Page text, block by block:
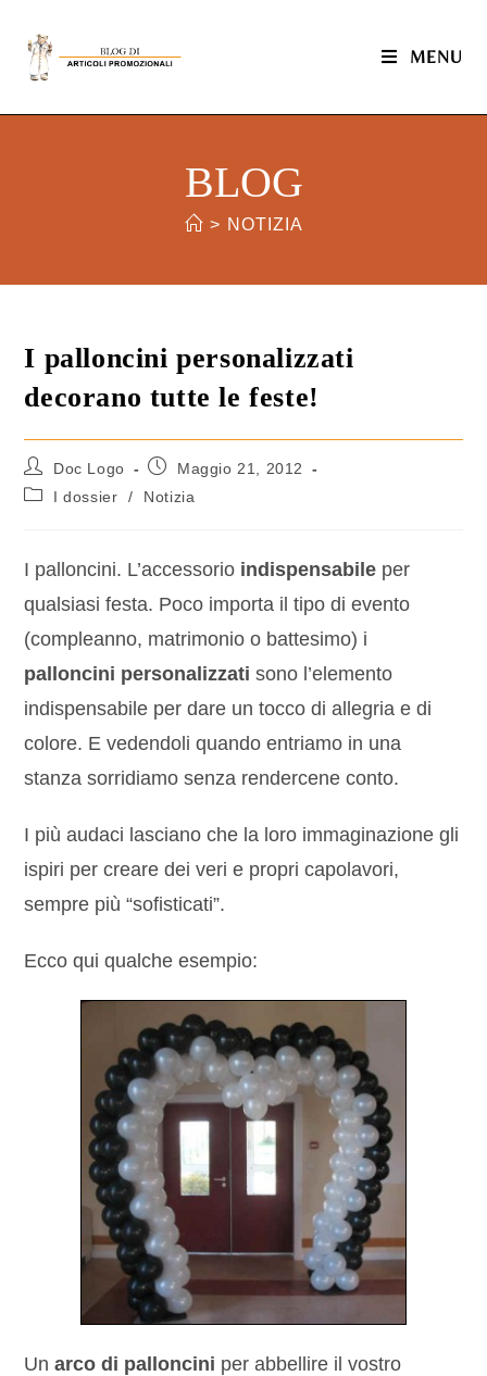
MENU
BLOG
> NOTIZIA
I palloncini personalizzati
decorano tutte le feste!
Doc Logo
Maggio 21, 2012
I dossier
/ Notizia
I palloncini. L’accessorio indispensabile per
qualsiasi festa. Poco importa il tipo di evento
(compleanno, matrimonio o battesimo) i
palloncini personalizzati sono l’elemento
indispensabile per dare un tocco di allegria e di
colore. E vedendoli quando entriamo in una
stanza sorridiamo senza rendercene conto.
I più audaci lasciano che la loro immaginazione gli
ispiri per creare dei veri e propri capolavori,
sempre più “sofisticati”.
Ecco qui qualche esempio:
Unarco di palloncini per abbellire il vostro